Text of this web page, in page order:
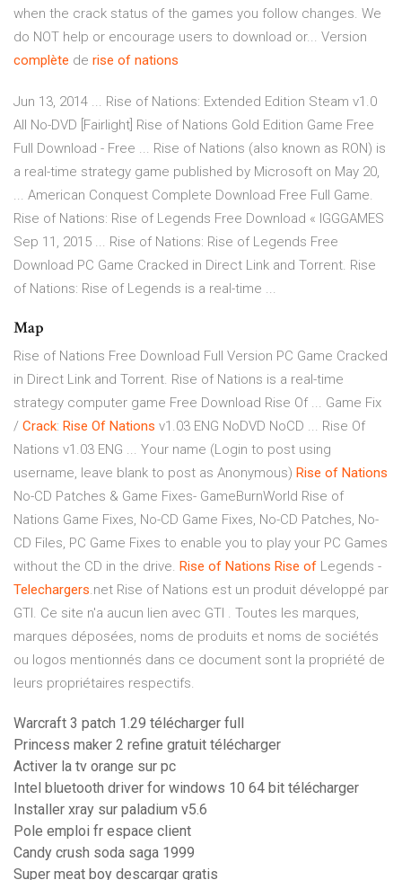
when the crack status of the games you follow changes. We
do NOT help or encourage users to download or... Version
complète de rise of nations
Jun 13, 2014 ... Rise of Nations: Extended Edition Steam v1.0
All No-DVD [Fairlight] Rise of Nations Gold Edition Game Free
Full Download - Free ... Rise of Nations (also known as RON) is
a real-time strategy game published by Microsoft on May 20,
... American Conquest Complete Download Free Full Game.
Rise of Nations: Rise of Legends Free Download « IGGGAMES
Sep 11, 2015 ... Rise of Nations: Rise of Legends Free
Download PC Game Cracked in Direct Link and Torrent. Rise
of Nations: Rise of Legends is a real-time ...
Map
Rise of Nations Free Download Full Version PC Game Cracked
in Direct Link and Torrent. Rise of Nations is a real-time
strategy computer game Free Download Rise Of ... Game Fix
/ Crack: Rise Of Nations v1.03 ENG NoDVD NoCD ... Rise Of
Nations v1.03 ENG ... Your name (Login to post using
username, leave blank to post as Anonymous) Rise of Nations
No-CD Patches & Game Fixes- GameBurnWorld Rise of
Nations Game Fixes, No-CD Game Fixes, No-CD Patches, No-
CD Files, PC Game Fixes to enable you to play your PC Games
without the CD in the drive. Rise of Nations Rise of Legends -
Telechargers.net Rise of Nations est un produit développé par
GTI. Ce site n'a aucun lien avec GTI . Toutes les marques,
marques déposées, noms de produits et noms de sociétés
ou logos mentionnés dans ce document sont la propriété de
leurs propriétaires respectifs.
Warcraft 3 patch 1.29 télécharger full
Princess maker 2 refine gratuit télécharger
Activer la tv orange sur pc
Intel bluetooth driver for windows 10 64 bit télécharger
Installer xray sur paladium v5.6
Pole emploi fr espace client
Candy crush soda saga 1999
Super meat boy descargar gratis